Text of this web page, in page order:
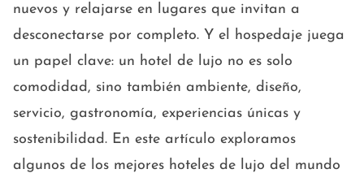
nuevos y relajarse en lugares que invitan a
desconectarse por completo. Y el hospedaje juega
un papel clave: un hotel de lujo no es solo
comodidad, sino también ambiente, diseño,
servicio, gastronomía, experiencias únicas y
sostenibilidad. En este artículo exploramos
algunos de los mejores hoteles de lujo del mundo